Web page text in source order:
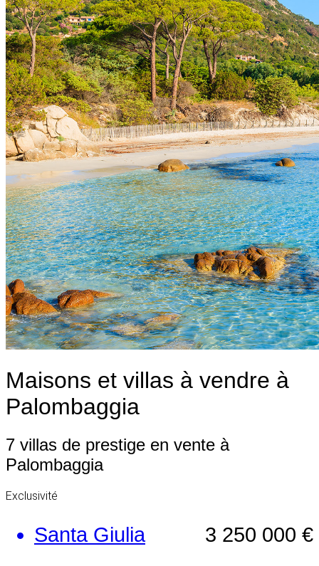
Maisons et villas à vendre à
Palombaggia
7 villas de prestige en vente à
Palombaggia
Exclusivité
3 250 000 €
Santa Giulia